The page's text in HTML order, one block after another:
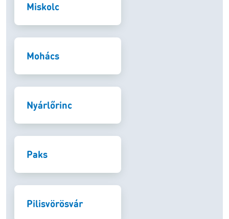
Miskolc
Mohács
Nyárlőrinc
Paks
Pilisvörösvár